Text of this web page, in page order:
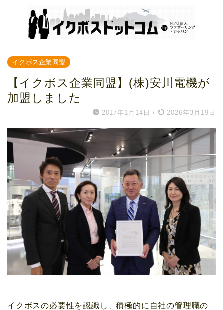
イクボス企業同盟
【イクボス企業同盟】(株)安川電機が
加盟しました
2017年1月14日 / 2026年3月19日
イクボスの必要性を認識し、積極的に自社の管理職の